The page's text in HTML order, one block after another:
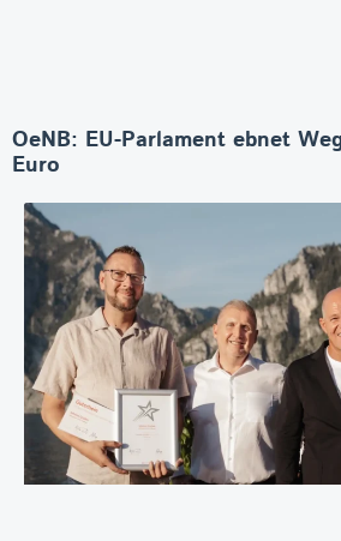
OeNB: EU-Parlament ebnet
Euro